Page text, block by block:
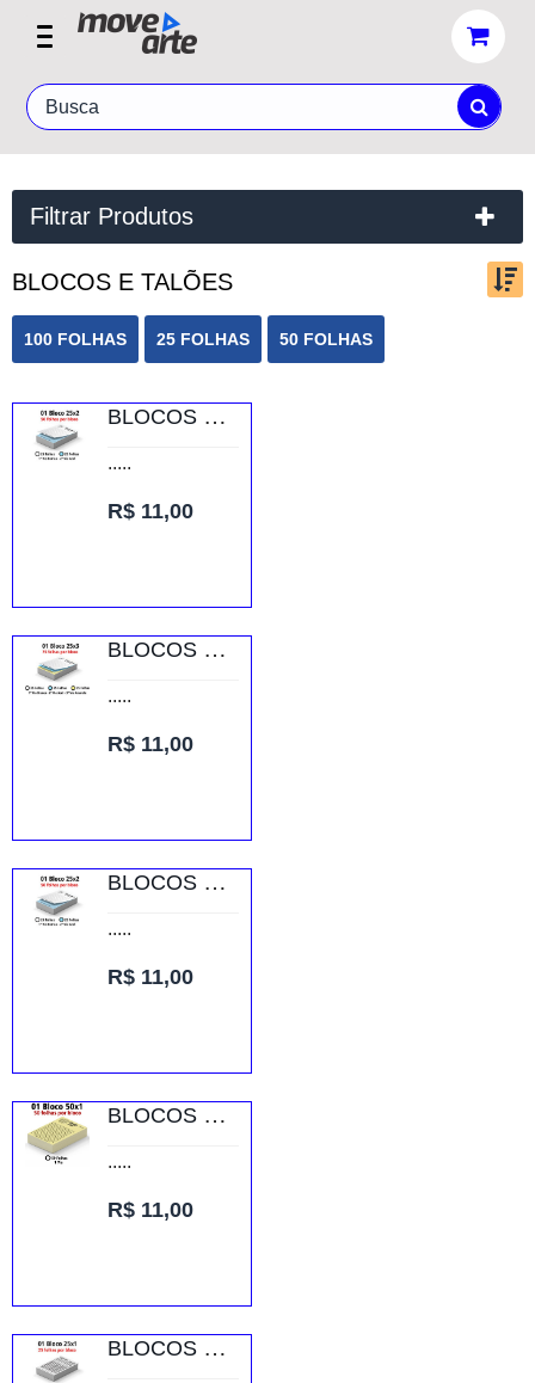
Filtrar Produtos
BLOCOS E TALÕES
Ordenar por:
100 FOLHAS 25 FOLHAS 50 FOLHAS
BLOCOS E TALÕES 25 FOLHAS AP 75G 25X2 75X105MM
.....
R$ 11,00
BLOCOS E TALÕES 25 FOLHAS AP 75G 25X3 75X105MM
.....
R$ 11,00
BLOCOS E TALÕES 25 FOLHAS AUTOCOPIATIVO 56G 25X2 75X105MM
.....
R$ 11,00
BLOCOS E TALÕES 50 FOLHAS AP 75G 50X1 75X105MM
.....
R$ 11,00
BLOCOS E TALÕES 25 FOLHAS AP 56G 25X1 150X210MM